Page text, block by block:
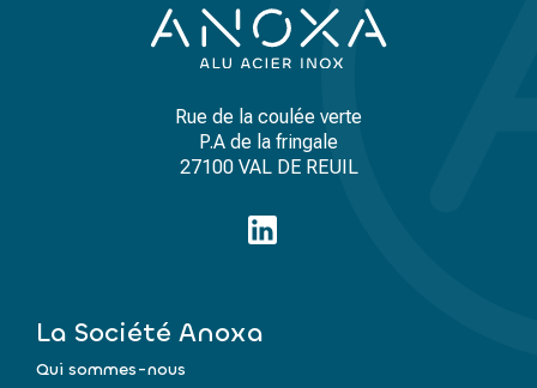
Rue de la coulée verte
P.A de la fringale
27100 VAL DE REUIL
La Société Anoxa
Qui sommes-nous